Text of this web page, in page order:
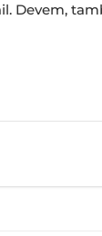
Devem,